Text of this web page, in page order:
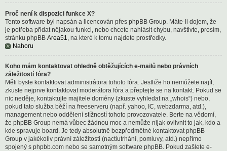
Proč není k dispozici funkce X?
Tento software byl napsán a licencován přes phpBB Group. Máte-li dojem, že
je potřeba přidat nějakou funkci, nebo chcete nahlásit chybu, navštivte, prosím,
stránku phpBB Area51, na které k tomu najdete prostředky.
Nahoru
Koho mám kontaktovat ohledně obtěžujících e-mailů nebo právních
záležitostí fóra?
Měli byste kontaktovat administrátora tohoto fóra. Jestliže ho nemůžete najít,
zkuste nejprve kontaktovat moderátora fóra a přeptejte se na kontakt. Pokud se
nic neděje, kontaktujte majitele domény (zkuste vyhledat na „whois“) nebo,
pokud tato služba běží na freeserveru (např. yahoo, IC, webzdarma, atd.),
management nebo oddělení stížností tohoto provozovatele. Berte na vědomí,
že phpBB Group nemá vůbec žádnou moc a nemůže nijak ovlivnit to jak, kdo a
kde spravuje board. Je tedy absolutně bezpředmětné kontaktovat phpBB
Group v jakékoliv právní záležitosti (nactiutrhání, pomluvy, atd.) nepřímo
spojený s phpbb.com nebo se samotným software phpBB. Pokud zašlete e-